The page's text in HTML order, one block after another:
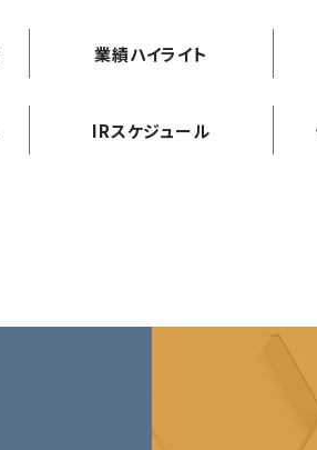
業績ハイライト
IRスケジュール